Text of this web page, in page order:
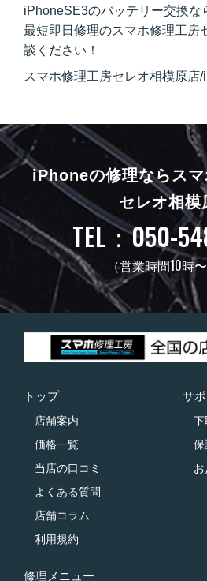
iPhoneSE3のバッテリー交換な
最短即日修理のスマホ修理工房
談ください！
スマホ修理工房セレオ相模原店
iPhoneの修理ならスマ
セレオ相模
TEL：050-
（営業時間10時
トップ
店舗案内
価格一覧
当店の口コミ
よくある質問
店舗コラム
利用規約
サ
下
保
修理メニュー